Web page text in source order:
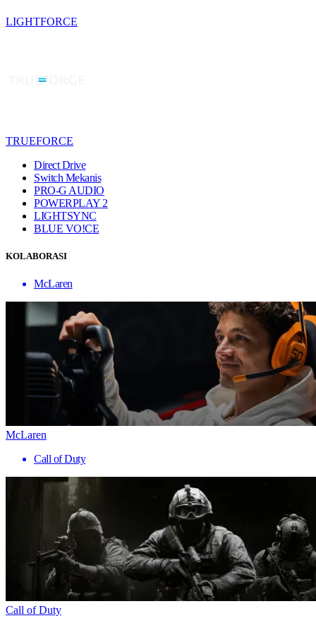
LIGHTFORCE
TRUEFORCE
Direct Drive
Switch Mekanis
PRO-G AUDIO
POWERPLAY 2
LIGHTSYNC
BLUE VO!CE
KOLABORASI
McLaren
McLaren
Call of Duty
Call of Duty